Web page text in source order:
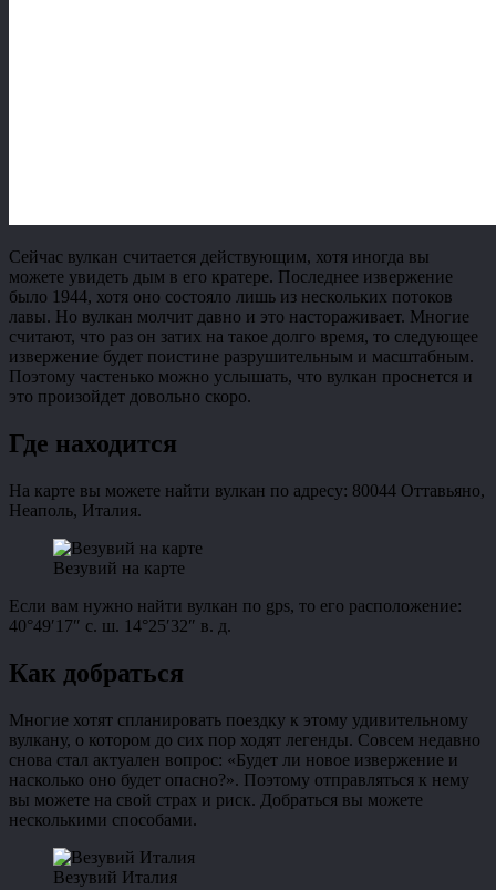
Сейчас вулкан считается действующим, хотя иногда вы
можете увидеть дым в его кратере. Последнее извержение
было 1944, хотя оно состояло лишь из нескольких потоков
лавы. Но вулкан молчит давно и это настораживает. Многие
считают, что раз он затих на такое долго время, то следующее
извержение будет поистине разрушительным и масштабным.
Поэтому частенько можно услышать, что вулкан проснется и
это произойдет довольно скоро.
Где находится
На карте вы можете найти вулкан по адресу: 80044 Оттавьяно,
Неаполь, Италия.
Везувий на карте
Если вам нужно найти вулкан по gps, то его расположение:
40°49′17″ с. ш. 14°25′32″ в. д.
Как добраться
Многие хотят спланировать поездку к этому удивительному
вулкану, о котором до сих пор ходят легенды. Совсем недавно
снова стал актуален вопрос: «Будет ли новое извержение и
насколько оно будет опасно?». Поэтому отправляться к нему
вы можете на свой страх и риск. Добраться вы можете
несколькими способами.
Везувий Италия